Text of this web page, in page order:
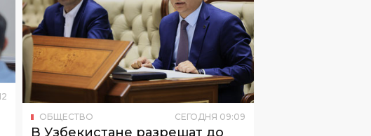
12
ОБЩЕСТВО СЕГОДНЯ :09
В Узбекистане разрешат до
трех месяцев работать без
лицензии при запуске
Закон об этом одобрил Сенат.